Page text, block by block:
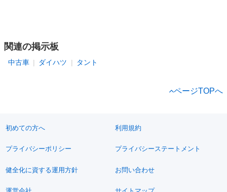
関連の掲示板
中古車 ダイハツ タント
ページTOPへ
初めての方へ 利用規約
プライバシーポリシー プライバシーステートメント
健全化に資する運用方針 お問い合わせ